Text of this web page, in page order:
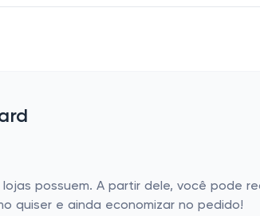
possuem. A partir dele, você pode
quiser e ainda economizar no pedido!